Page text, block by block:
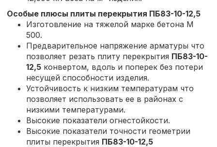
Особые плюсы плиты перекрытия ПБ83-10-12,5
Изготовление на тяжелой марке бетона М
500.
Предварительное напряжение арматуры что
позволяет резать плиту перекрытия ПБ83-10-
12,5 конвертом, вдоль и поперек без потери
несущей способности изделия.
Устойчивость к низким температурам что
позволяет использовать ее в районах с
низкими температурами.
Высокие показатели огнестойкости.
Высокие показатели точности геометрии
плиты перекрытия ПБ83-10-12,5